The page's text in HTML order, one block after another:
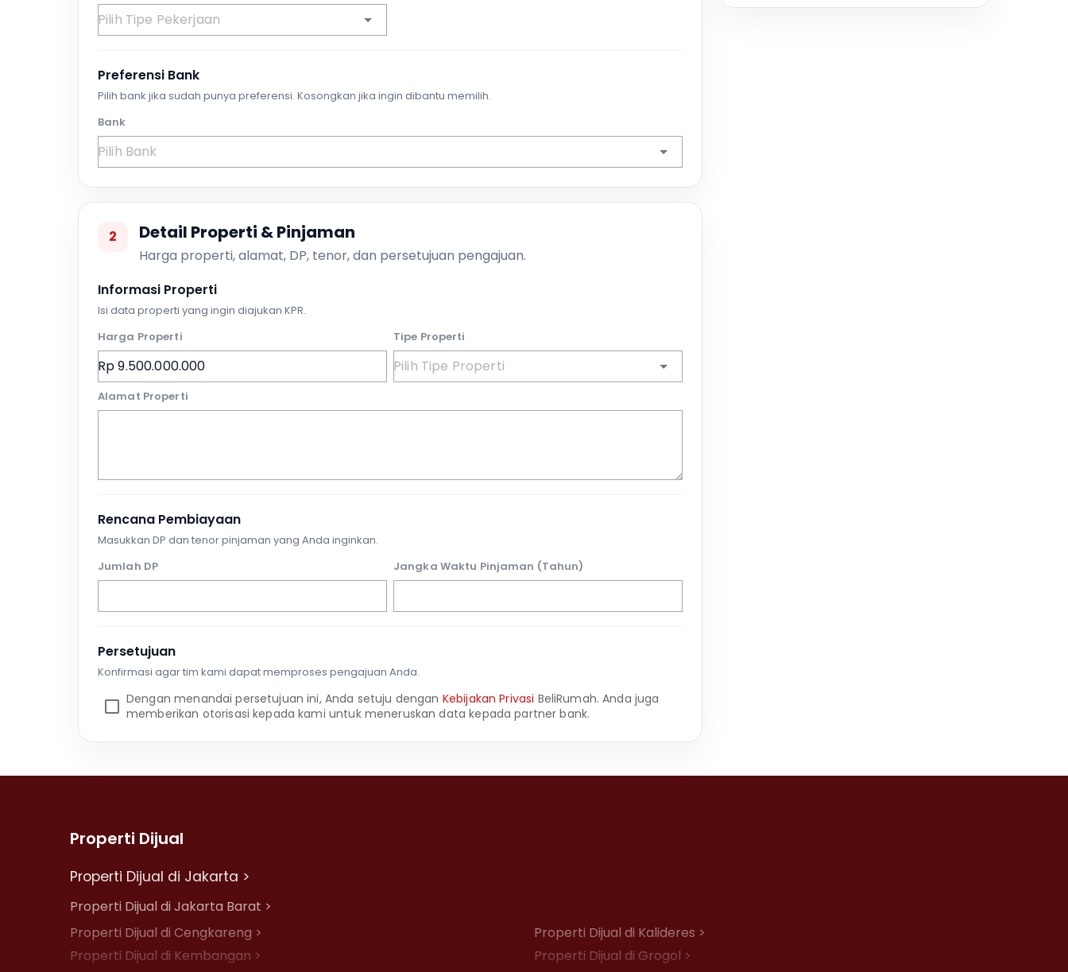
Preferensi Bank
Pilih bank jika sudah punya preferensi. Kosongkan jika ingin dibantu memilih.
Bank
2 Detail Properti & Pinjaman
Harga properti, alamat, DP, tenor, dan persetujuan pengajuan.
Informasi Properti
Isi data properti yang ingin diajukan KPR.
Harga Properti
Tipe Properti
Alamat Properti
Rencana Pembiayaan
Masukkan DP dan tenor pinjaman yang Anda inginkan.
Jumlah DP
Jangka Waktu Pinjaman (Tahun)
Persetujuan
Konfirmasi agar tim kami dapat memproses pengajuan Anda.
Dengan menandai persetujuan ini, Anda setuju dengan Kebijakan Privasi BeliRumah. Anda juga
memberikan otorisasi kepada kami untuk meneruskan data kepada partner bank.
Properti Dijual
Properti Dijual di Jakarta >
Properti Dijual di Jakarta Barat >
Properti Dijual di Cengkareng >
Properti Dijual di Kalideres >
Properti Dijual di Kembangan >
Properti Dijual di Grogol >